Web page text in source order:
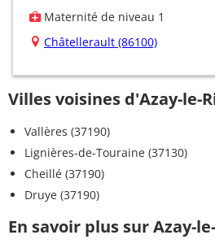
Maternité de niveau 1
Châtellerault (86100)
Villes voisines d'Azay-le-
Vallères (37190)
Lignières-de-Touraine (37130)
Cheillé (37190)
Druye (37190)
En savoir plus sur Azay-